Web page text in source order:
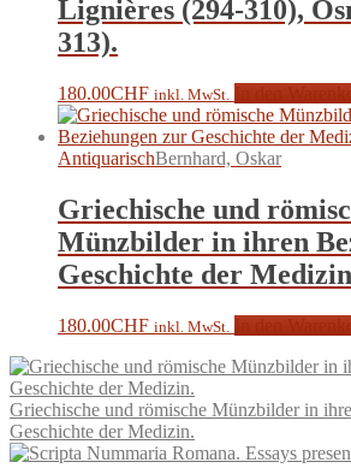
Lignières (294-310),
313).
180.00CHF inkl. MwSt.
AntiquarischBernhard, Oskar
Griechische und
Münzbilder in ihren
Geschichte der
180.00CHF inkl. MwSt.
Griechische und römische Münzbilder in
Geschichte der Medizin.